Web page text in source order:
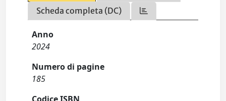
Scheda completa (DC)
Anno
2024
Numero di pagine
185